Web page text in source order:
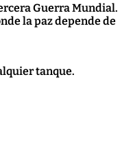
Guerra Mundial.
la paz depende de
tanque.